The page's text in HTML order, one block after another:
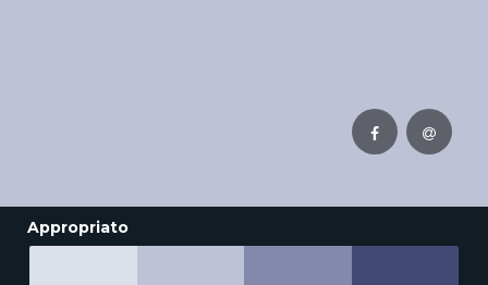
Appropriato